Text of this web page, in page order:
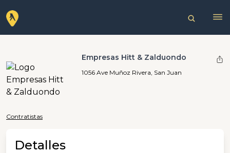
Empresas Hitt & Zalduondo
1056 Ave Muñoz Rivera, San Juan
Contratistas
Detalles